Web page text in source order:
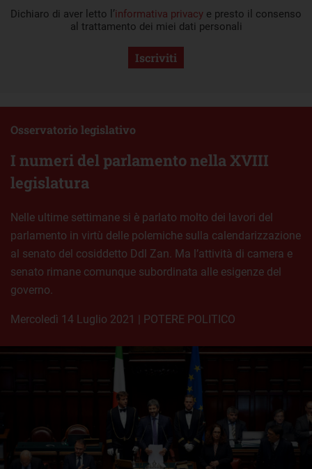
Dichiaro di aver letto l’informativa privacy e presto il consenso
al trattamento dei miei dati personali
Iscriviti
I numeri del parlamento nella XVIII
legislatura
Osservatorio legislativo
Nelle ultime settimane si è parlato molto dei lavori del
parlamento in virtù delle polemiche sulla calendarizzazione
al senato del cosiddetto Ddl Zan. Ma l’attività di camera e
senato rimane comunque subordinata alle esigenze del
governo.
mercoledì 14 Luglio 2021 POTERE POLITICO